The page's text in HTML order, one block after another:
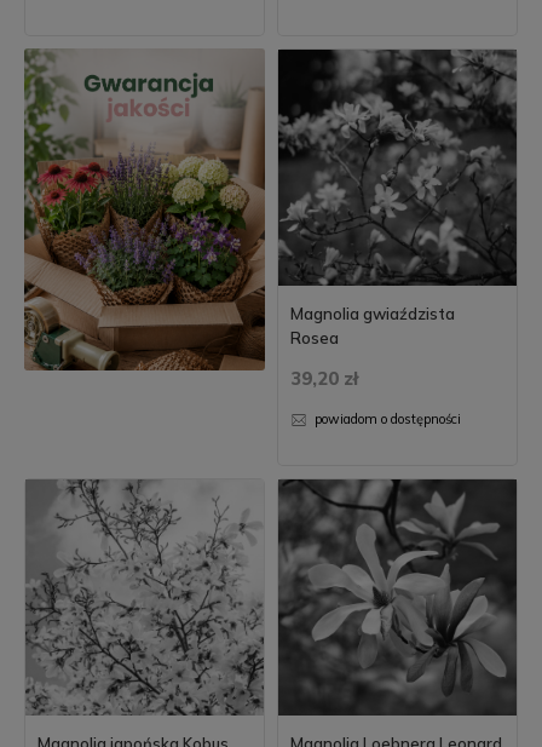
Magnolia gwiaździsta
Rosea
39,20 zł
powiadom o dostępności
Magnolia japońska Kobus
Magnolia Loebnera Leonard